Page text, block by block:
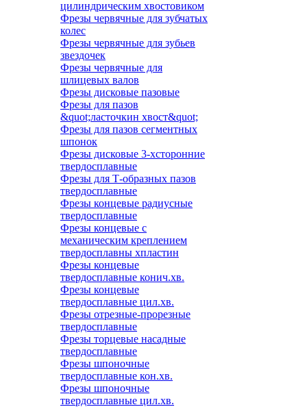
цилиндрическим хвостовиком
Фрезы червячные для зубчатых
колес
Фрезы червячные для зубьев
звездочек
Фрезы червячные для
шлицевых валов
Фрезы дисковые пазовые
Фрезы для пазов
&quot;ласточкин хвост&quot;
Фрезы для пазов сегментных
шпонок
Фрезы дисковые 3-хсторонние
твердосплавные
Фрезы для Т-образных пазов
твердосплавные
Фрезы концевые радиусные
твердосплавные
Фрезы концевые с
механическим креплением
твердосплавны хпластин
Фрезы концевые
твердосплавные конич.хв.
Фрезы концевые
твердосплавные цил.хв.
Фрезы отрезные-прорезные
твердосплавные
Фрезы торцевые насадные
твердосплавные
Фрезы шпоночные
твердосплавные кон.хв.
Фрезы шпоночные
твердосплавные цил.хв.